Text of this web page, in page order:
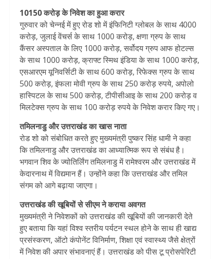
10150 करोड़ के निवेश का हुआ करार
गुरुवार को चेन्नई में हुए रोड शो में इंफिनिटी ग्लोबल के साथ 4000
करोड़, जुलाई वेंचर्स के साथ 1000 करोड़, क्षणा ग्रुप के साथ
कैंसर अस्पताल के लिए 1000 करोड़, सर्वोदय ग्रुप आफ होटल्स
के साथ 1000 करोड़, क्राफ्ट स्मिथ इंडिया के साथ 1000 करोड़,
एसआरएम यूनिवर्सिटी के साथ 600 करोड़, रिफेक्स ग्रुप के साथ
500 करोड़, इंफला मोवी ग्रुप के साथ 250 करोड़ रुपये, अपोलो
हास्पिटल के साथ 500 करोड़, टीपीसीआइ के साथ 200 करोड़ व
मिलटेक्स ग्रुप के साथ 100 करोड़ रुपये के निवेश करार किए गए।
तमिलनाडु और उत्तराखंड का खास नाता
रोड शो को संबोधित करते हुए मुख्यमंत्री पुष्कर सिंह धामी ने कहा
कि तमिलनाडु और उत्तराखंड का आध्यात्मिक रूप से संबंध है।
भगवान शिव के ज्योतिर्लिंग तमिलनाडु में रामेश्वरम और उत्तराखंड में
केदारनाथ में विद्यमान हैं। उन्होंने कहा कि उत्तराखंड और तमिल
संगम को आगे बढ़ाया जाएगा।
उत्तराखंड की खूबियों से सीएम ने कराया अवगत
मुख्यमंत्री ने निवेशकों को उत्तराखंड की खूबियों की जानकारी देते
हुए बताया कि यहां विश्व स्तरीय पर्यटन स्थल होने के साथ ही खाद्य
प्रसंस्करण, ऑटो कंपोनेंट विनिर्माण, शिक्षा एवं स्वास्थ्य जैसे क्षेत्रों
में निवेश की अपार संभावनाएं हैं। उत्तराखंड को पीस टू प्रोसपेरिटी